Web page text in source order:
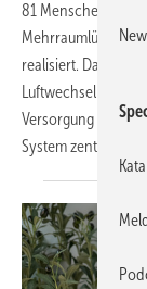
81 Menschen mit
Mehrraumlüftung
realisiert. Das
Luftwechsel in
Versorgung
System zentral